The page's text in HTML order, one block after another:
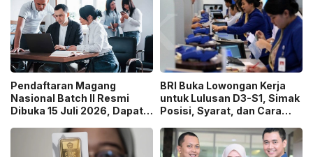
Pendaftaran Magang
Nasional Batch II Resmi
Dibuka 15 Juli 2026, Dapat
BRI Buka Lowongan Kerja
untuk Lulusan D3-S1, Simak
Posisi, Syarat, dan Cara